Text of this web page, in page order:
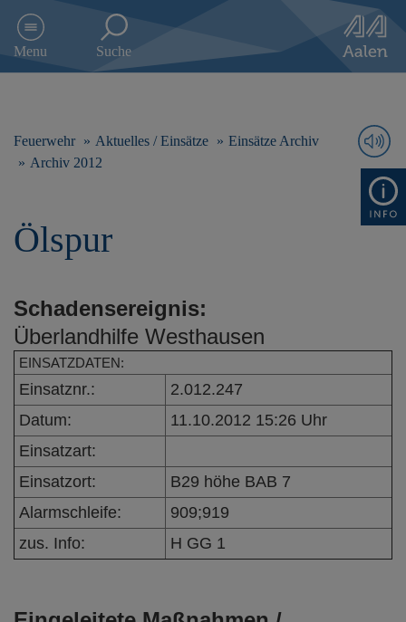
e
Menu Suche
Feuerwehr Aktuelles / Einsätze
Einsätze Archiv
Archiv 2012
Ölspur
Schadensereignis:
Überlandhilfe Westhausen
EINSATZDATEN:
Einsatznr.:
2.012.247
Datum:
11.10.2012 15:26 Uhr
Einsatzart:
Einsatzort:
B29 höhe BAB 7
Alarmschleife:
909;919
zus. Info:
H GG 1